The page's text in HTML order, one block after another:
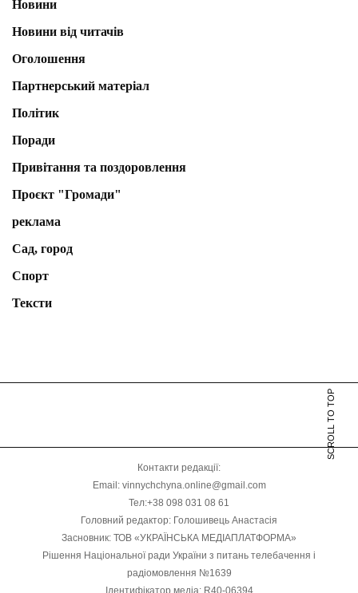
Новини
Новини від читачів
Оголошення
Партнерський матеріал
Політик
Поради
Привітання та поздоровлення
Проєкт "Громади"
реклама
Сад, город
Спорт
Тексти
SCROLL TO TOP
Контакти редакції:
Email: vinnychchyna.online@gmail.com
Тел:+38 098 031 08 61
Головний редактор: Голошивець Анастасія
Засновник: ТОВ «УКРАЇНСЬКА МЕДІАПЛАТФОРМА»
Рішення Національної ради України з питань телебачення і
радіомовлення №1639